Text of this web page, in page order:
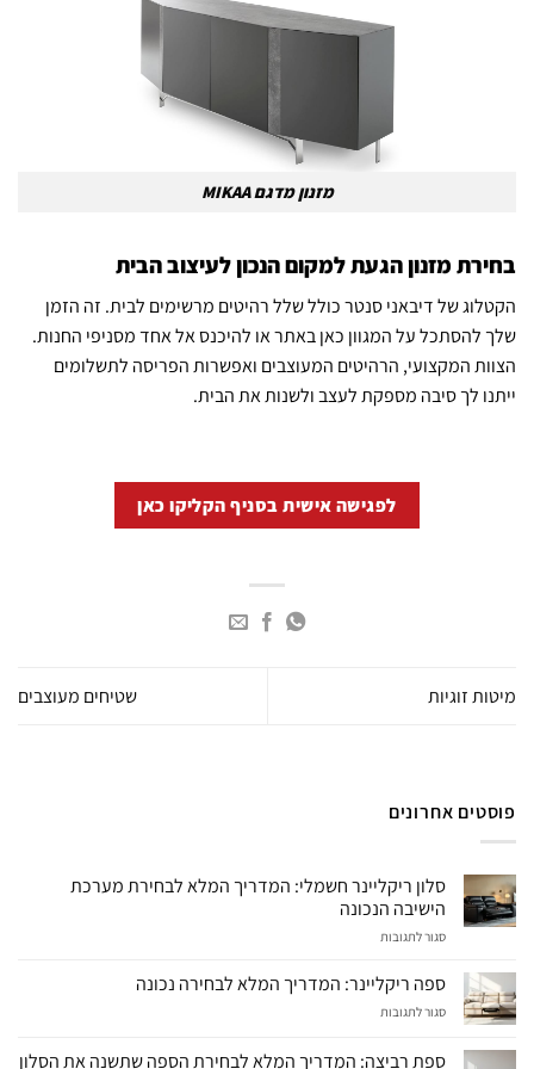
מזנון מדגם MIKAA
בחירת מזנון הגעת למקום הנכון לעיצוב הבית
הקטלוג של דיבאני סנטר כולל שלל רהיטים מרשימים לבית. זה הזמן
שלך להסתכל על המגוון כאן באתר או להיכנס אל אחד מסניפי החנות.
הצוות המקצועי, הרהיטים המעוצבים ואפשרות הפריסה לתשלומים
ייתנו לך סיבה מספקת לעצב ולשנות את הבית.
לפגישה אישית בסניף הקליקו כאן
מיטות זוגיות שטיחים מעוצבים
פוסטים אחרונים
סלון ריקליינר חשמלי: המדריך המלא לבחירת מערכת
הישיבה הנכונה
סגור לתגובות
ריקליינר
חשמלי:
המדריך
לבחירת
ספה ריקליינר: המדריך המלא לבחירה נכונה
סגור לתגובות
ספת רביצה: המדריך המלא לבחירת הספה שתשנה את הסלון